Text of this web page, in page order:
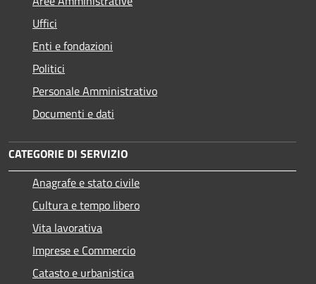
Uffici
Enti e fondazioni
Politici
Personale Amministrativo
Documenti e dati
CATEGORIE DI SERVIZIO
Anagrafe e stato civile
Cultura e tempo libero
Vita lavorativa
Imprese e Commercio
Catasto e urbanistica